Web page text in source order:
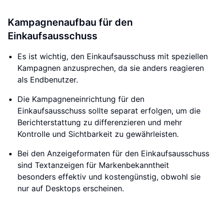
Kampagnenaufbau für den
Einkaufsausschuss
Es ist wichtig, den Einkaufsausschuss mit speziellen
Kampagnen anzusprechen, da sie anders reagieren
als Endbenutzer.
Die Kampagneneinrichtung für den
Einkaufsausschuss sollte separat erfolgen, um die
Berichterstattung zu differenzieren und mehr
Kontrolle und Sichtbarkeit zu gewährleisten.
Bei den Anzeigeformaten für den Einkaufsausschuss
sind Textanzeigen für Markenbekanntheit
besonders effektiv und kostengünstig, obwohl sie
nur auf Desktops erscheinen.